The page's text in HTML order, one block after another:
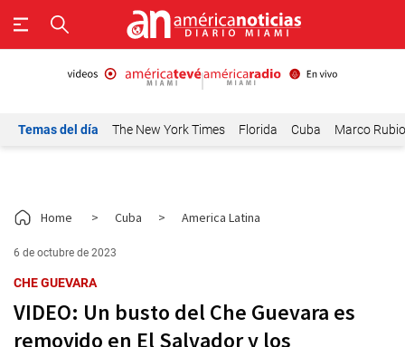
Temas del día The New York Times Florida Cuba Marco Rubio
Home > Cuba > America Latina
6 de octubre de 2023
CHE GUEVARA
VIDEO: Un busto del Che Guevara es
removido en El Salvador y los